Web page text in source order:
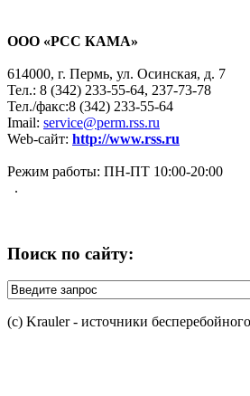
ООО «РСС КАМА»
614000, г. Пермь, ул. Осинская, д. 7
Тел.: 8 (342) 233-55-64, 237-73-78
Тел./факс:8 (342) 233-55-64
Imail: service@perm.rss.ru
Web-сайт: http://www.rss.ru
Режим работы: ПН-ПТ 10:00-20:00
.
Поиск по сайту:
(c) Krauler - источники